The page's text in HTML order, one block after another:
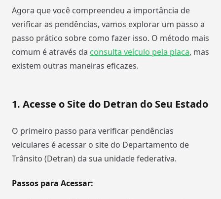
Agora que você compreendeu a importância de
verificar as pendências, vamos explorar um passo a
passo prático sobre como fazer isso. O método mais
comum é através da consulta veículo pela placa, mas
existem outras maneiras eficazes.
1. Acesse o Site do Detran do Seu Estado
O primeiro passo para verificar pendências
veiculares é acessar o site do Departamento de
Trânsito (Detran) da sua unidade federativa.
Passos para Acessar: